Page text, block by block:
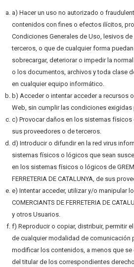
a) Hacer un uso no autorizado o
contenidos con fines o efectos ilícitos,
Condiciones Generales de Uso, lesivos
terceros, o que de cualquier forma puedan
sobrecargar, deteriorar o impedir la
o los documentos, archivos y toda clase
en cualquier equipo informático.
b) Acceder o intentar acceder a recursos
Web, sin cumplir las condiciones
c) Provocar daños en los sistemas
sus proveedores o de terceros.
d) Introducir o difundir en la red virus
sistemas físicos o lógicos que sean
en los sistemas físicos o lógicos de GREMI
FERRETERIA DE CATALUNYA, de sus
e) Intentar acceder, utilizar y/o manipular
COMERCIANTS DE FERRETERIA DE
y otros Usuarios.
f) Reproducir o copiar, distribuir, permitir
de cualquier modalidad de comunicación
modificar los contenidos, a menos que
del titular de los correspondientes